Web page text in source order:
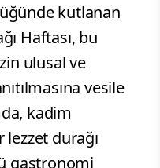
kutlanan
Haftası, bu
ulusal ve
vesile
kadim
durağı
gastronomi